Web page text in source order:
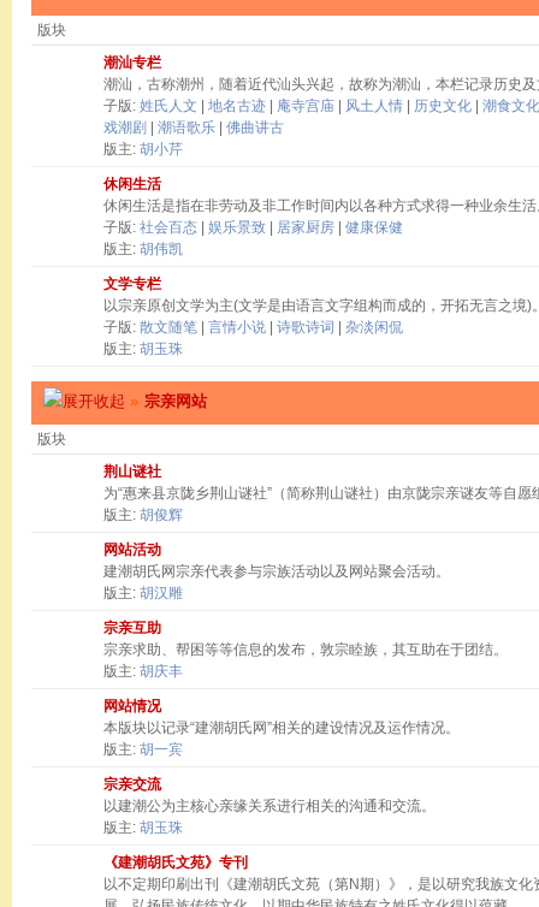
版块
潮汕专栏
潮汕，古称潮州，随着近代汕头兴起，故称为潮汕，本栏记录历史
子版: 姓氏人文 地名古迹 庵寺宫庙 风土人情 历史文化
潮食文化
戏潮剧
潮语歌乐
佛曲讲古
版主: 胡小芹
休闲生活
休闲生活是指在非劳动及非工作时间内以各种方式求得一种业余生
子版: 社会百态 娱乐景致 居家厨房
健康保健
版主: 胡伟凯
文学专栏
以宗亲原创文学为主(文学是由语言文字组构而成的，开拓无言之境)
子版: 散文随笔 言情小说 诗歌诗词
杂淡闲侃
版主: 胡玉珠
» 宗亲网站
版块
荆山谜社
为“惠来县京陇乡荆山谜社”（简称荆山谜社）由京陇宗亲谜友等自
版主: 胡俊辉
网站活动
建潮胡氏网宗亲代表参与宗族活动以及网站聚会活动。
版主: 胡汉雕
宗亲互助
宗亲求助、帮困等等信息的发布，敦宗睦族，其互助在于团结。
版主: 胡庆丰
网站情况
本版块以记录“建潮胡氏网”相关的建设情况及运作情况。
版主: 胡一宾
宗亲交流
以建潮公为主核心亲缘关系进行相关的沟通和交流。
版主: 胡玉珠
《建潮胡氏文苑》专刊
以不定期印刷出刊《建潮胡氏文苑（第N期）》，是以研究我族文